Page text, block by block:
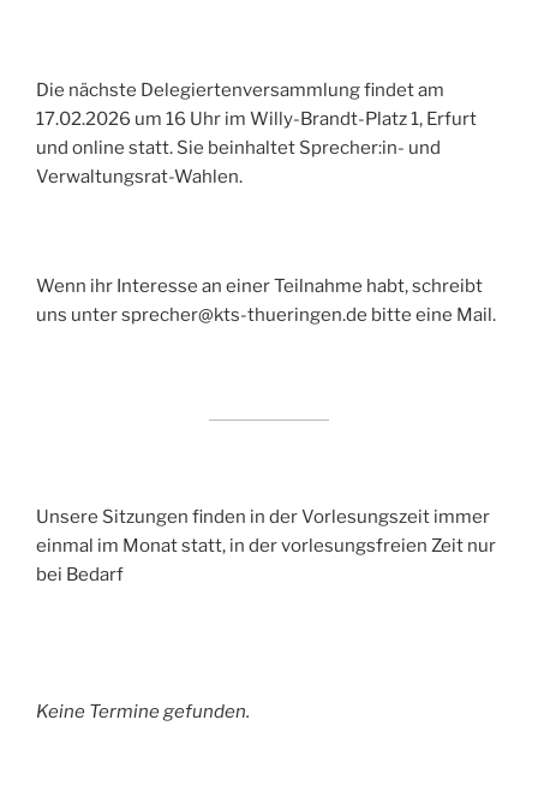
Die nächste Delegiertenversammlung findet am
17.02.2026 um 16 Uhr im Willy-Brandt-Platz 1, Erfurt
und online statt. Sie beinhaltet Sprecher:in- und
Verwaltungsrat-Wahlen.
Wenn ihr Interesse an einer Teilnahme habt, schreibt
uns unter sprecher@kts-thueringen.de bitte eine Mail.
Unsere Sitzungen finden in der Vorlesungszeit immer
einmal im Monat statt, in der vorlesungsfreien Zeit nur
bei Bedarf
Keine Termine gefunden.